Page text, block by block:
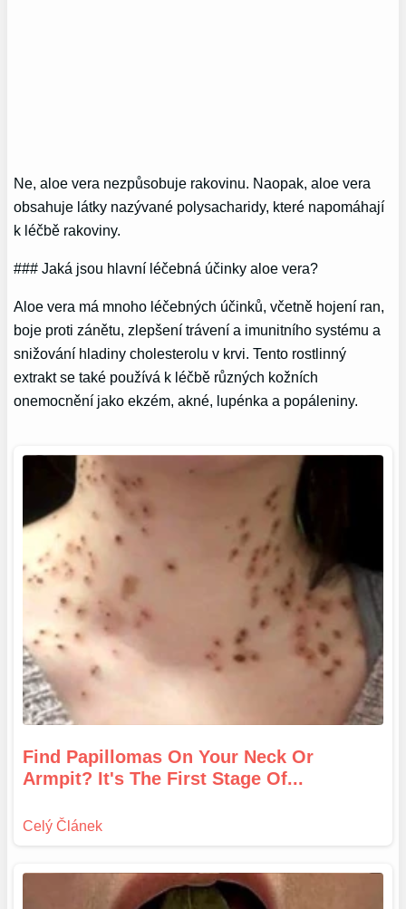
Ne, aloe vera nezpůsobuje rakovinu. Naopak, aloe vera
obsahuje látky nazývané polysacharidy, které napomáhají
k léčbě rakoviny.
### Jaká jsou hlavní léčebná účinky aloe vera?
Aloe vera má mnoho léčebných účinků, včetně hojení ran,
boje proti zánětu, zlepšení trávení a imunitního systému a
snižování hladiny cholesterolu v krvi. Tento rostlinný
extrakt se také používá k léčbě různých kožních
onemocnění jako ekzém, akné, lupénka a popáleniny.
Find Papillomas On Your Neck Or
Armpit? It's The First Stage Of...